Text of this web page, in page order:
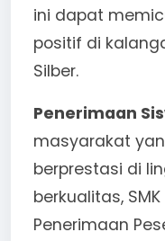
ini dapat
positif di
Silber.
Penerimaan
masyarakat
berprestasi di
berkualitas,
Penerimaan